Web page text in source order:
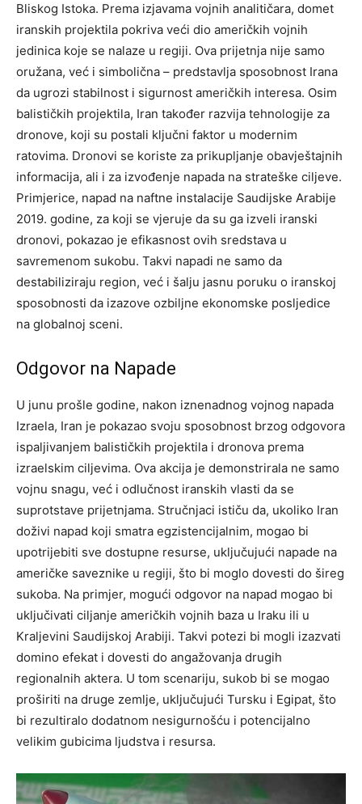
Bliskog Istoka. Prema izjavama vojnih analitičara, domet
iranskih projektila pokriva veći dio američkih vojnih
jedinica koje se nalaze u regiji. Ova prijetnja nije samo
oružana, već i simbolična – predstavlja sposobnost Irana
da ugrozi stabilnost i sigurnost američkih interesa. Osim
balističkih projektila, Iran također razvija tehnologije za
dronove, koji su postali ključni faktor u modernim
ratovima. Dronovi se koriste za prikupljanje obavještajnih
informacija, ali i za izvođenje napada na strateške ciljeve.
Primjerice, napad na naftne instalacije Saudijske Arabije
2019. godine, za koji se vjeruje da su ga izveli iranski
dronovi, pokazao je efikasnost ovih sredstava u
savremenom sukobu. Takvi napadi ne samo da
destabiliziraju region, već i šalju jasnu poruku o iranskoj
sposobnosti da izazove ozbiljne ekonomske posljedice
na globalnoj sceni.
Odgovor na Napade
U junu prošle godine, nakon iznenadnog vojnog napada
Izraela, Iran je pokazao svoju sposobnost brzog odgovora
ispaljivanjem balističkih projektila i dronova prema
izraelskim ciljevima. Ova akcija je demonstrirala ne samo
vojnu snagu, već i odlučnost iranskih vlasti da se
suprotstave prijetnjama. Stručnjaci ističu da, ukoliko Iran
doživi napad koji smatra egzistencijalnim, mogao bi
upotrijebiti sve dostupne resurse, uključujući napade na
američke saveznike u regiji, što bi moglo dovesti do šireg
sukoba. Na primjer, mogući odgovor na napad mogao bi
uključivati ciljanje američkih vojnih baza u Iraku ili u
Kraljevini Saudijskoj Arabiji. Takvi potezi bi mogli izazvati
domino efekat i dovesti do angažovanja drugih
regionalnih aktera. U tom scenariju, sukob bi se mogao
proširiti na druge zemlje, uključujući Tursku i Egipat, što
bi rezultiralo dodatnom nesigurnošću i potencijalno
velikim gubicima ljudstva i resursa.